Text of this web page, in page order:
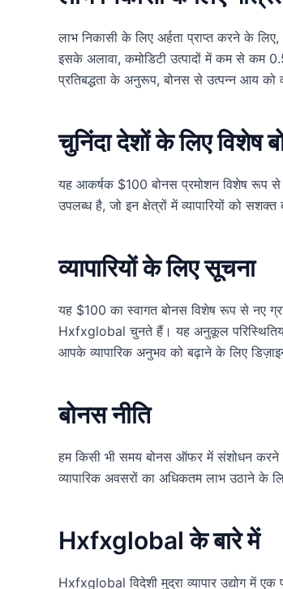
लाभ निकासी के लिए अर्हता प्राप्त करने के
इसके अलावा, कमोडिटी उत्पादों में कम से कम 0.5
प्रतिबद्धता के अनुरूप, बोनस से उत्पन्न आय को
चुनिंदा देशों के लिए विशेष
यह आकर्षक $100 बोनस प्रमोशन विशेष रूप से
उपलब्ध है, जो इन क्षेत्रों में व्यापारियों को
व्यापारियों के लिए सूचना
यह $100 का स्वागत बोनस विशेष रूप से नए
Hxfxglobal चुनते हैं। यह अनुकूल परिस्थितियों
आपके व्यापारिक अनुभव को बढ़ाने के लिए
बोनस नीति
हम किसी भी समय बोनस ऑफर में संशोधन
व्यापारिक अवसरों का अधिकतम लाभ उठाने के
Hxfxglobal के बारे में
Hxfxglobal विदेशी मुद्रा व्यापार उद्योग में